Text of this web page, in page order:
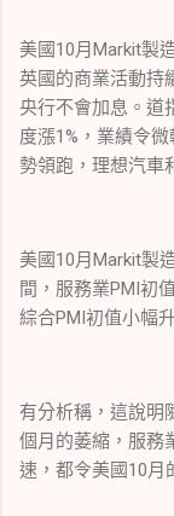
美國10月Markit製
英國的商業活動持
央行不會加息。道
度漲1%，業績令
勢領跑，理想汽車
美國10月Markit製
間，服務業PMI初
綜合PMI初值小幅
有分析稱，這說明
個月的萎縮，服務
速，都令美國10月